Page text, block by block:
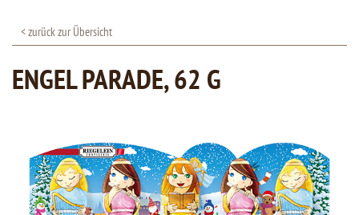
< zurück zur Übersicht
ENGEL PARADE, 62 G